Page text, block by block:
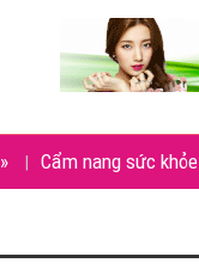
» Cẩm nang sức khỏe